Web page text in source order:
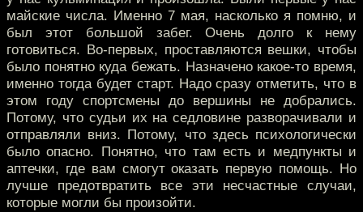
майские числа. Именно 7 мая, насколько я помню, и
был этот большой забег. Очень долго к нему
готовиться. Во-первых, проставляются вешки, чтобы
было понятно куда бежать. Назначено какое-то время,
именно тогда будет старт. Надо сразу отметить, что в
этом году спортсмены до вершины не добрались.
Потому, что судьи их на седловине разворачивали и
отправляли вниз. Потому, что здесь психологически
было опасно. Понятно, что там есть и медпункты и
аптечки, где вам смогут оказать первую помощь. Но
лучше предотвратить все эти несчастные случаи,
которые могли бы произойти.